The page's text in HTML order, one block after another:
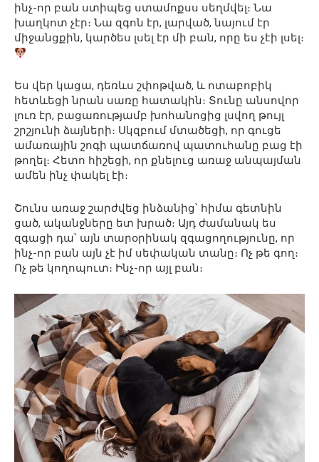
ինչ-որ բան ստիպեց ստամոքսս սեղմվել։ Նա
խաղկոտ չէր։ Նա զգոն էր, լարված, նայում էր
միջանցքին, կարծես լսել էր մի բան, որը ես չէի լսել։
Ես վեր կացա, դեռևս շփոթված, և ոտաբոբիկ
հետևեցի նրան սառը հատակին։ Տունը անսովոր
լուռ էր, բացառությամբ խոհանոցից լսվող թույլ
շրշյունի ձայների։ Սկզբում մտածեցի, որ գուցե
ամառային շոգի պատճառով պատուհանը բաց էի
թողել։ Հետո հիշեցի, որ քնելուց առաջ անպայման
ամեն ինչ փակել էի։
Շունս առաջ շարժվեց ինձանից՝ հիմա գետնին
ցած, ականջները ետ խրած։ Այդ ժամանակ ես
զգացի դա՝ այն տարօրինակ զգացողությունը, որ
ինչ-որ բան այն չէ իմ սեփական տանը։ Ոչ թե գող։
Ոչ թե կողոպուտ։ Ինչ-որ այլ բան։